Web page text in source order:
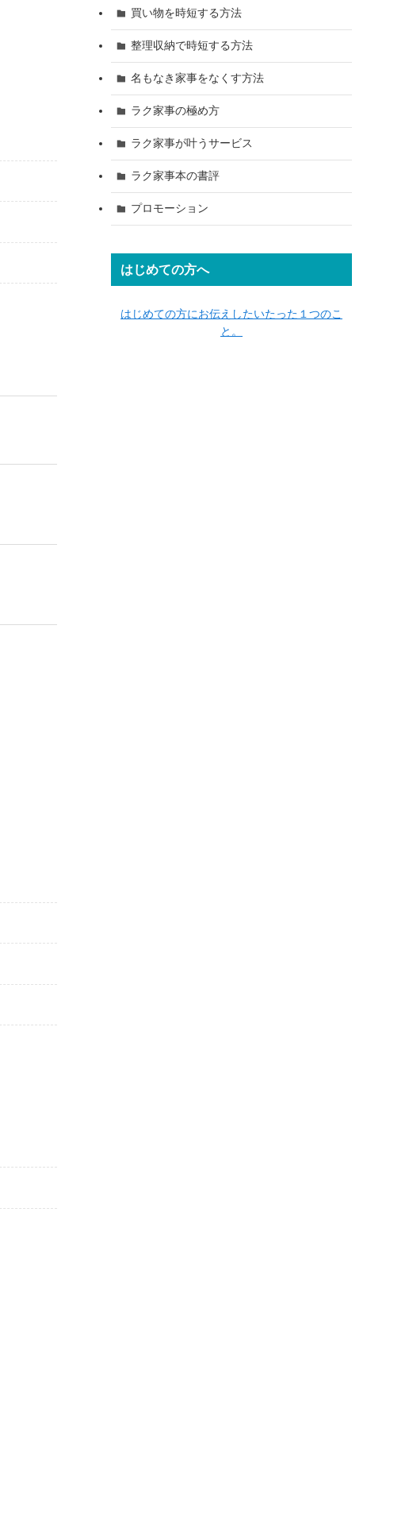
買い物を時短する方法
整理収納で時短する方法
名もなき家事をなくす方法
ラク家事の極め方
ラク家事が叶うサービス
ラク家事本の書評
プロモーション
はじめての方へ
はじめての方にお伝えしたいたった１つのこ
と。